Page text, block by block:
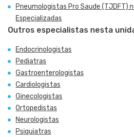
Pneumologistas Pro Saude (TJDFT)
Especializadas
Outros especialistas nesta
Endocrinologistas
Pediatras
Gastroenterologistas
Cardiologistas
Ginecologistas
Ortopedistas
Neurologistas
Psiquiatras